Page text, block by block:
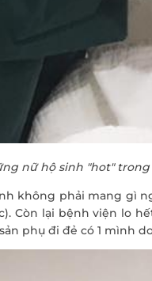
nữ hộ sinh "hot"
không phải mang gì
Còn lại bệnh viện lo
phụ đi đẻ có 1 mình